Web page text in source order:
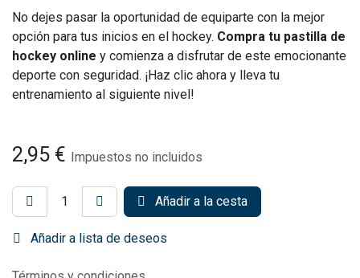
No dejes pasar la oportunidad de equiparte con la mejor
opción para tus inicios en el hockey. Compra tu pastilla de
hockey online y comienza a disfrutar de este emocionante
deporte con seguridad. ¡Haz clic ahora y lleva tu
entrenamiento al siguiente nivel!
2,95 € Impuestos no incluidos
Añadir a la cesta
Añadir a lista de deseos